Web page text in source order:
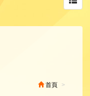
首頁